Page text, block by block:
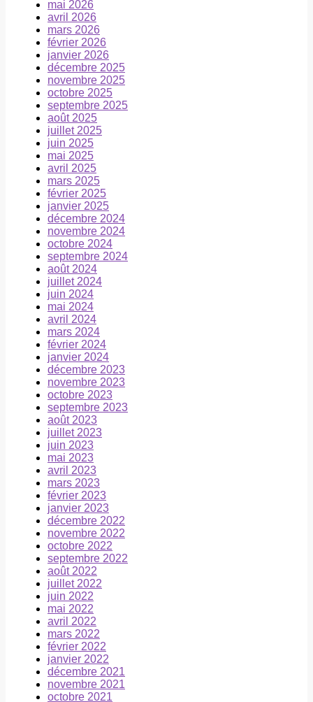
mai 2026
avril 2026
mars 2026
février 2026
janvier 2026
décembre 2025
novembre 2025
octobre 2025
septembre 2025
août 2025
juillet 2025
juin 2025
mai 2025
avril 2025
mars 2025
février 2025
janvier 2025
décembre 2024
novembre 2024
octobre 2024
septembre 2024
août 2024
juillet 2024
juin 2024
mai 2024
avril 2024
mars 2024
février 2024
janvier 2024
décembre 2023
novembre 2023
octobre 2023
septembre 2023
août 2023
juillet 2023
juin 2023
mai 2023
avril 2023
mars 2023
février 2023
janvier 2023
décembre 2022
novembre 2022
octobre 2022
septembre 2022
août 2022
juillet 2022
juin 2022
mai 2022
avril 2022
mars 2022
février 2022
janvier 2022
décembre 2021
novembre 2021
octobre 2021